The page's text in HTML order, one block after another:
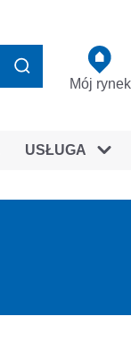
Mój rynek
USŁUGA